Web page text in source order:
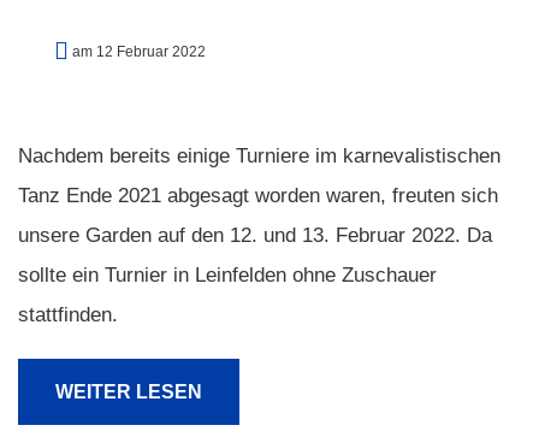
am 12 Februar 2022
Nachdem bereits einige Turniere im karnevalistischen
Tanz Ende 2021 abgesagt worden waren, freuten sich
unsere Garden auf den 12. und 13. Februar 2022. Da
sollte ein Turnier in Leinfelden ohne Zuschauer
stattfinden.
WEITER LESEN